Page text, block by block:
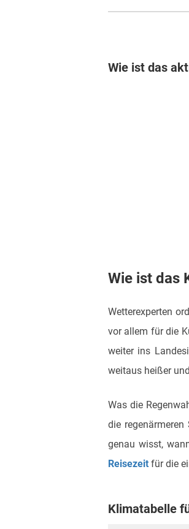
Wie ist das
Wie ist das
Wetterexperten
vor allem für die
weiter ins
weitaus heißer
Was die
die
genau wisst,
Reisezeit für die
Klimatabelle